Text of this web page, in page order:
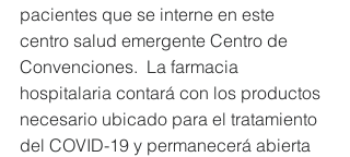
pacientes que se interne en este
centro salud emergente Centro de
Convenciones.  La farmacia
hospitalaria contará con los productos
necesario ubicado para el tratamiento
del COVID-19 y permanecerá abierta